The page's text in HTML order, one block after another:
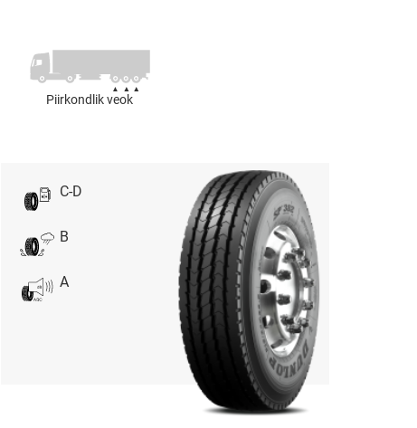
Piirkondlik veok
C-D
B
A